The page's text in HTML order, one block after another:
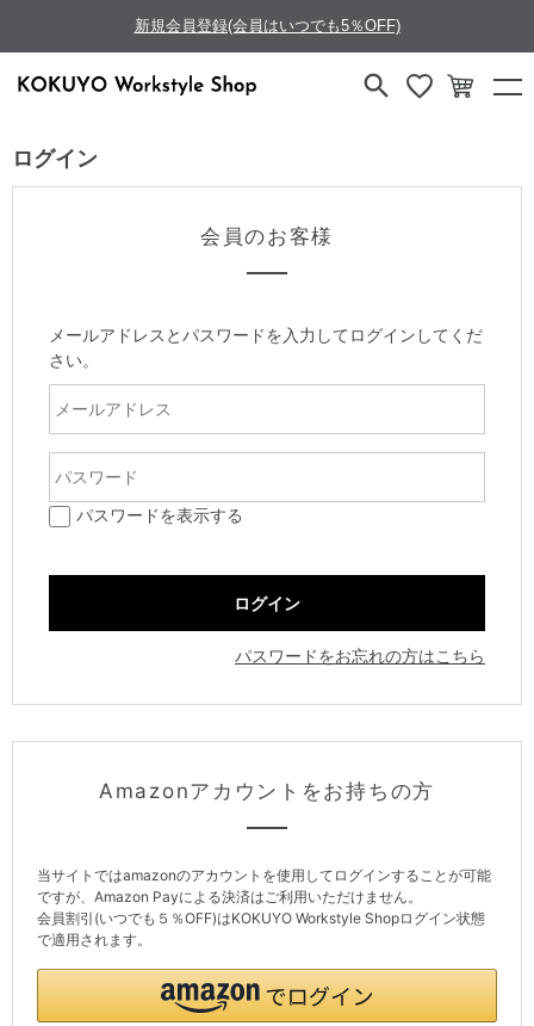
新規会員登録(会員はいつでも5％OFF)
ログイン
会員のお客様
メールアドレスとパスワードを入力してログインしてくだ
さい。
パスワードを表示する
パスワードをお忘れの方はこちら
Amazonアカウントをお持ちの方